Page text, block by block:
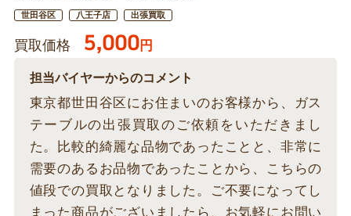
世田谷区 八王子店 出張買取
買取価格 5,000円
担当バイヤーからのコメント
東京都世田谷区にお住まいのお客様から、ガス
テーブルの出張買取のご依頼をいただきまし
た。比較的綺麗な品物であったことと、非常に
需要のあるお品物であったことから、こちらの
値段での買取となりました。ご不要になってし
まった商品がございましたら、お気軽にお問い